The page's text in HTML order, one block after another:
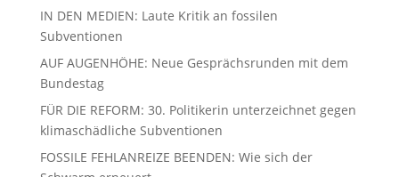
IN DEN MEDIEN: Laute Kritik an fossilen
Subventionen
AUF AUGENHÖHE: Neue Gesprächsrunden mit dem
Bundestag
FÜR DIE REFORM: 30. Politikerin unterzeichnet gegen
klimaschädliche Subventionen
FOSSILE FEHLANREIZE BEENDEN: Wie sich der